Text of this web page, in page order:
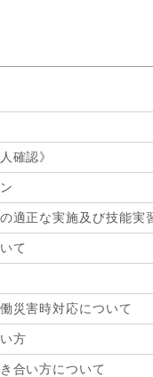
確認》
適正な実施及び技能実
て
災害時対応について
方
合い方について